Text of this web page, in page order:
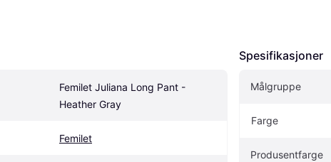
Femilet Juliana Long Pant -
Heather Gray
Femilet
Spesifikasjoner
Målgruppe
Farge
Produsentfarge